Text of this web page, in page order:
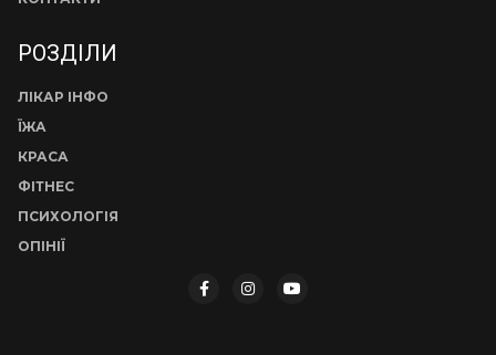
РОЗДІЛИ
ЛІКАР ІНФО
ЇЖА
КРАСА
ФІТНЕС
ПСИХОЛОГІЯ
ОПІНІЇ